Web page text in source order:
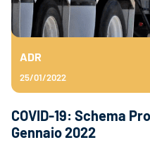
ADR
25/01/2022
COVID-19: Schema
Gennaio 2022